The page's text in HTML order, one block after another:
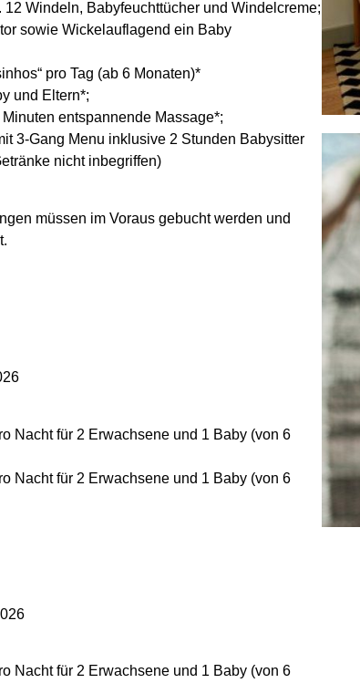
Windeln, Babyfeuchttücher und Windelcreme;
sowie Wickelauflagend ein Baby
pro Tag (ab 6 Monaten)*
und Eltern*;
entspannende Massage*;
3-Gang Menu inklusive 2 Stunden Babysitter
nicht inbegriffen)
müssen im Voraus gebucht werden und
Nacht für 2 Erwachsene und 1 Baby (von 6
Nacht für 2 Erwachsene und 1 Baby (von 6
Nacht für 2 Erwachsene und 1 Baby (von 6